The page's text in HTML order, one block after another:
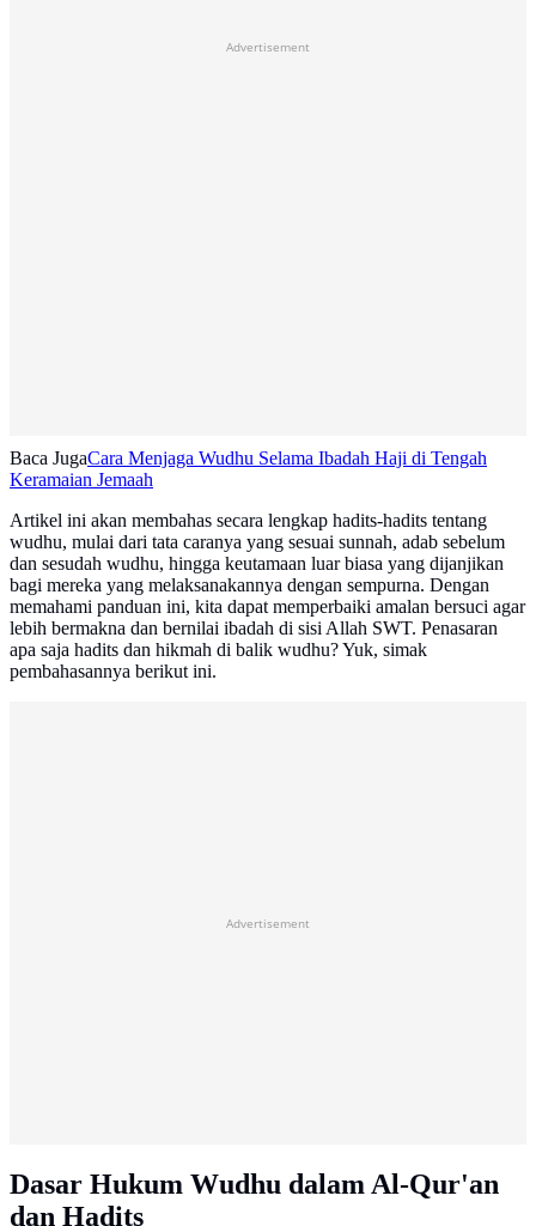
Advertisement
Baca JugaCara Menjaga Wudhu Selama Ibadah Haji di Tengah
Keramaian Jemaah
Artikel ini akan membahas secara lengkap hadits-hadits tentang
wudhu, mulai dari tata caranya yang sesuai sunnah, adab sebelum
dan sesudah wudhu, hingga keutamaan luar biasa yang dijanjikan
bagi mereka yang melaksanakannya dengan sempurna. Dengan
memahami panduan ini, kita dapat memperbaiki amalan bersuci agar
lebih bermakna dan bernilai ibadah di sisi Allah SWT. Penasaran
apa saja hadits dan hikmah di balik wudhu? Yuk, simak
pembahasannya berikut ini.
Advertisement
Dasar Hukum Wudhu dalam Al-Qur'an
dan Hadits